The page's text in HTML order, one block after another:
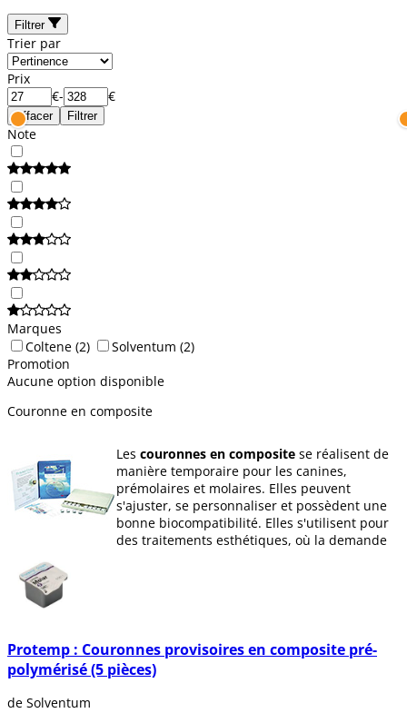
Filtrer
Trier par
Prix
€- €
Effacer Filtrer
Note
Marques
Coltene (2) Solventum (2)
Promotion
Aucune option disponible
Couronne en composite
Les couronnes en composite se réalisent de
manière temporaire pour les canines,
prémolaires et molaires. Elles peuvent
s'ajuster, se personnaliser et possèdent une
bonne biocompatibilité. Elles s'utilisent pour
des traitements esthétiques, où la demande
Protemp : Couronnes provisoires en composite pré-
polymérisé (5 pièces)
de Solventum